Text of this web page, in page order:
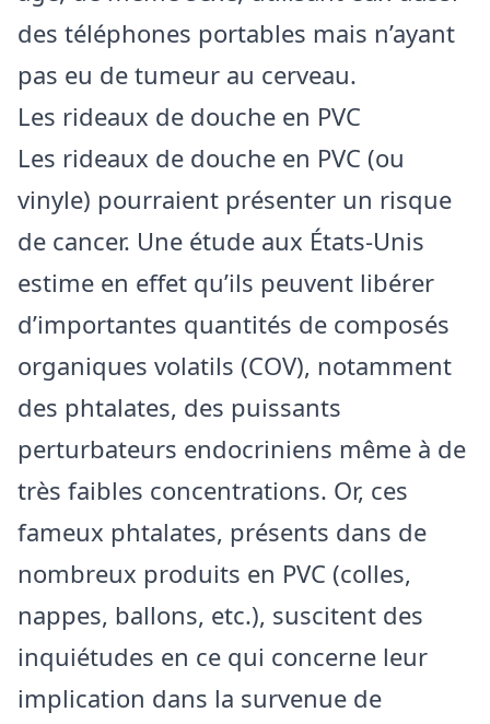
des téléphones portables mais n’ayant
pas eu de tumeur au cerveau.
Les rideaux de douche en PVC
Les rideaux de douche en PVC (ou
vinyle) pourraient présenter un risque
de cancer. Une étude aux États-Unis
estime en effet qu’ils peuvent libérer
d’importantes quantités de composés
organiques volatils (COV), notamment
des phtalates, des puissants
perturbateurs endocriniens même à de
très faibles concentrations. Or, ces
fameux phtalates, présents dans de
nombreux produits en PVC (colles,
nappes, ballons, etc.), suscitent des
inquiétudes en ce qui concerne leur
implication dans la survenue de